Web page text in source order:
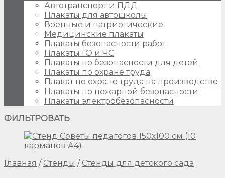
Автотранспорт и ПДД
Плакаты для автошколы
Военные и патриотические
Медицинские плакаты
Плакаты безопасности работ
Плакаты ГО и ЧС
Плакаты по безопасности для детей
Плакаты по охране труда
Плакат по охране труда на производстве
Плакаты по пожарной безопасности
Плакаты электробезопасности
ФИЛЬТРОВАТЬ
Главная / Стенды / Стенды для детского сада